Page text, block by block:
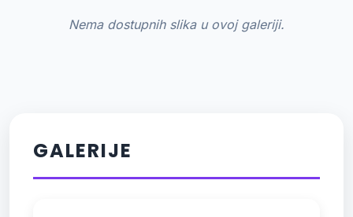
Nema dostupnih slika u ovoj galeriji.
GALERIJE